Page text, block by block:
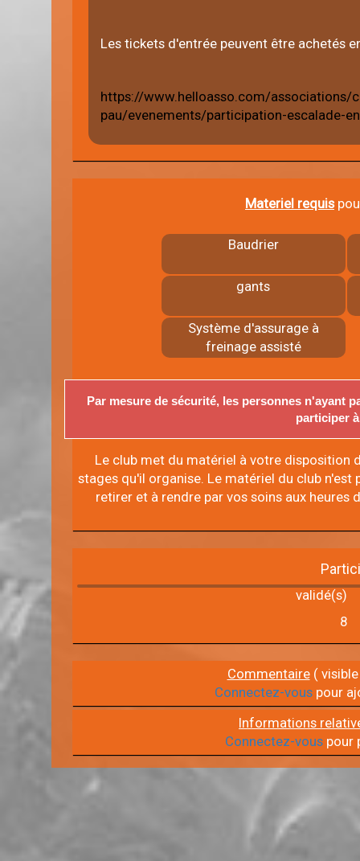
Les tickets d'entrée peuvent être achetés
https://www.helloasso.com/associations/
pau/evenements/participation-escalade-
Materiel requis
Baudrier
gants
Système d'assurage à
freinage assisté
Par mesure de sécurité, les personnes n'ayant
participer
Le club met du matériel à votre disposition
stages qu'il organise. Le matériel du club n'est
retirer et à rendre par vos soins aux heures
validé(s)
8
Commentaire( visible
Connectez-vous pour
Informations
Connectez-vous pour